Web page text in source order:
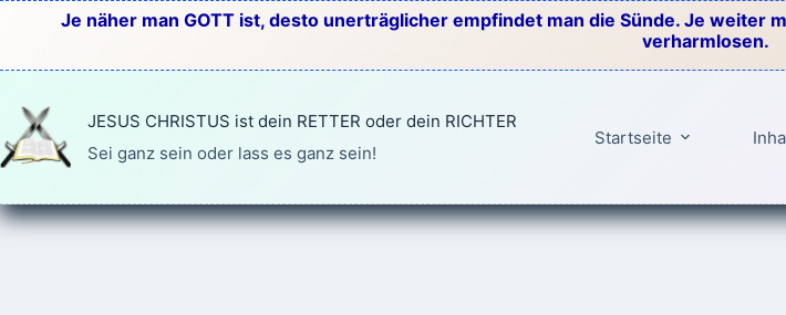
springen
Je näher man GOTT ist, desto unerträglicher empfindet man die Sünde. Je weiter
verharmlosen.
JESUS CHRISTUS ist dein RETTER oder dein RICHTER
Sei ganz sein oder lass es ganz sein!
Startseite